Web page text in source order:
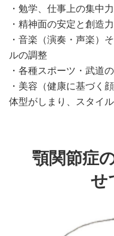
・勉学、仕事上の集中
・精神面の安定と創造
・音楽（演奏・声楽）
ルの調整
・各種スポーツ・武道
・美容（健康に基づく
体型がしまり、スタイ
顎関節症
せ